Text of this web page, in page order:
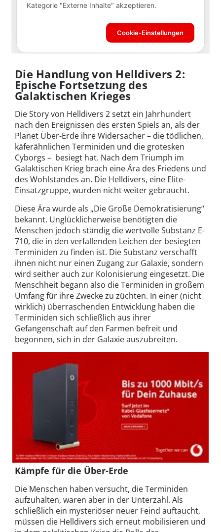
Die Handlung von Helldivers 2:
Epische Fortsetzung des
Galaktischen Krieges
Die Story von Helldivers 2 setzt ein Jahrhundert
nach den Ereignissen des ersten Spiels an, als der
Planet Über-Erde ihre Widersacher – die tödlichen,
käferähnlichen Terminiden und die grotesken
Cyborgs – besiegt hat. Nach dem Triumph im
Galaktischen Krieg brach eine Ära des Friedens und
des Wohlstandes an. Die Helldivers, eine Elite-
Einsatzgruppe, wurden nicht weiter gebraucht.
Diese Ära wurde als „Die Große Demokratisierung“
bekannt. Unglücklicherweise benötigten die
Menschen jedoch ständig die wertvolle Substanz E-
710, die in den verfallenden Leichen der besiegten
Terminiden zu finden ist. Die Substanz verschafft
ihnen nicht nur einen Zugang zur Galaxie, sondern
wird seither auch zur Kolonisierung eingesetzt. Die
Menschheit begann also die Terminiden in großem
Umfang für ihre Zwecke zu züchten. In einer (nicht
wirklich) überraschenden Entwicklung haben die
Terminiden sich schließlich aus ihrer
Gefangenschaft auf den Farmen befreit und
begonnen, sich in der Galaxie auszubreiten.
Kämpfe für die Über-Erde
Die Menschen haben versucht, die Terminiden
aufzuhalten, waren aber in der Unterzahl. Als
schließlich ein mysteriöser neuer Feind auftaucht,
müssen die Helldivers sich erneut mobilisieren und